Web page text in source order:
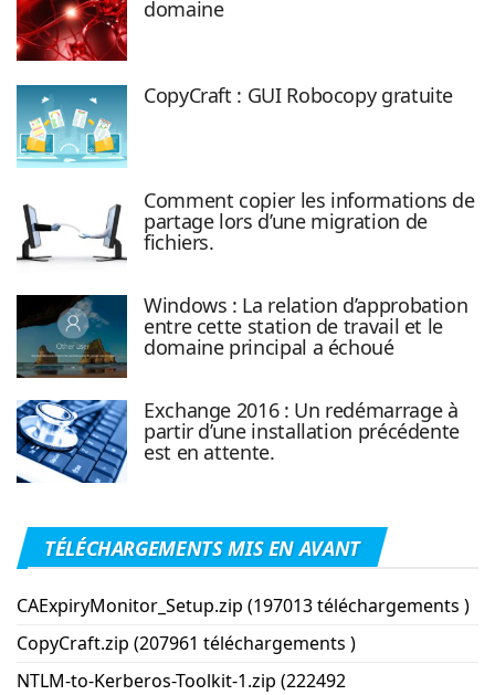
domaine
CopyCraft : GUI Robocopy gratuite
Comment copier les informations de
partage lors d’une migration de
fichiers.
Windows : La relation d’approbation
entre cette station de travail et le
domaine principal a échoué
Exchange 2016 : Un redémarrage à
partir d’une installation précédente
est en attente.
TÉLÉCHARGEMENTS MIS EN AVANT
CAExpiryMonitor_Setup.zip (197013 téléchargements )
CopyCraft.zip (207961 téléchargements )
NTLM-to-Kerberos-Toolkit-1.zip (222492